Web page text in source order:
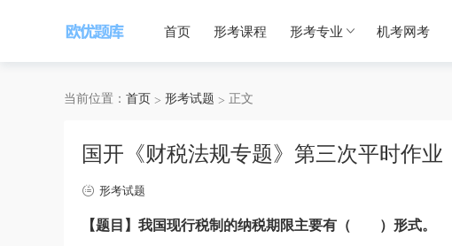
首页 形考课程 形考专业 机考网考
当前位置： 首页 形考试题 正文
国开《财税法规专题》第三次平时作业
形考试题
【题目】 我国现行税制的纳税期限主要有（ ）形式。